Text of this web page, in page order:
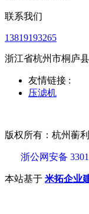
联系我们
13819193265
浙江省杭州市桐庐
友情链接 :
压滤机
版权所有：杭州蘅
浙公网安备
本站基于 米拓企业